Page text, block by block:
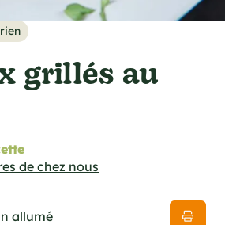
grillés au
de chez nous
allumé